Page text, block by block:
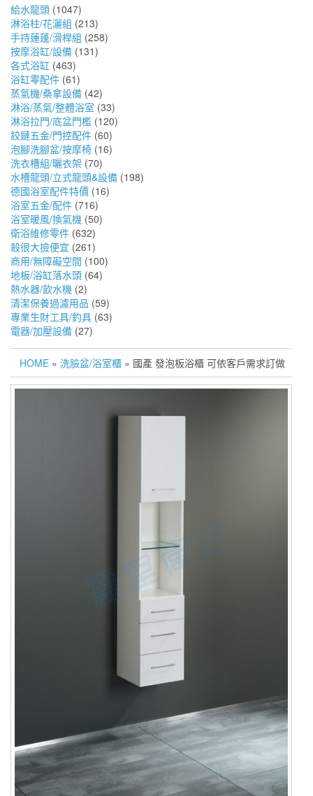
給水龍頭 (1047)
淋浴柱/花灑組 (213)
手持蓮蓬/滑桿組 (258)
按摩浴缸/設備 (131)
各式浴缸 (463)
浴缸零配件 (61)
蒸氣機/桑拿設備 (42)
淋浴/蒸氣/整體浴室 (33)
淋浴拉門/底盆門檻 (120)
鉸鏈五金/門控配件 (60)
泡腳洗腳盆/按摩椅 (16)
洗衣槽組/曬衣架 (70)
水槽龍頭/立式龍頭&設備 (198)
德國浴室配件特價 (16)
浴室五金/配件 (716)
浴室暖風/換氣機 (50)
衛浴維修零件 (632)
殺很大撿便宜 (261)
商用/無障礙空間 (100)
地板/浴缸落水頭 (64)
熱水器/飲水機 (2)
清潔保養過濾用品 (59)
專業生財工具/釣具 (63)
電器/加壓設備 (27)
HOME » 洗臉盆/浴室櫃 » 國產 發泡板浴櫃 可依客戶需求訂做